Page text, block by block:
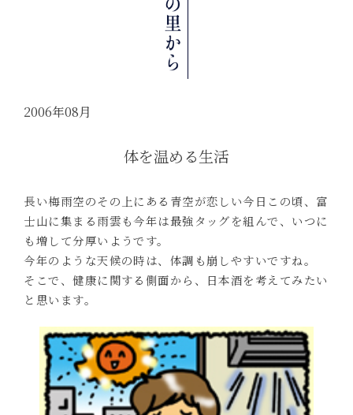
2006年08月
体を温める生活
長い梅雨空のその上にある青空が恋しい今日この頃、富
士山に集まる雨雲も今年は最強タッグを組んで、いつに
も増して分厚いようです。
今年のような天候の時は、体調も崩しやすいですね。
そこで、健康に関する側面から、日本酒を考えてみたい
と思います。